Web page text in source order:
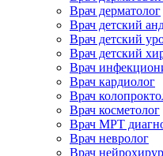
Врач дерматолог
Врач детский
Врач детский
Врач детский
Врач
Врач кардиолог
Врач
Врач косметолог
Врач МРТ
Врач невролог
Врач